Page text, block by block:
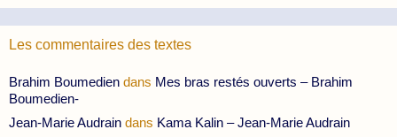
Les commentaires des textes
Brahim Boumedien dans Mes bras restés ouverts – Brahim
Boumedien-
Jean-Marie Audrain dans Kama Kalin – Jean-Marie Audrain